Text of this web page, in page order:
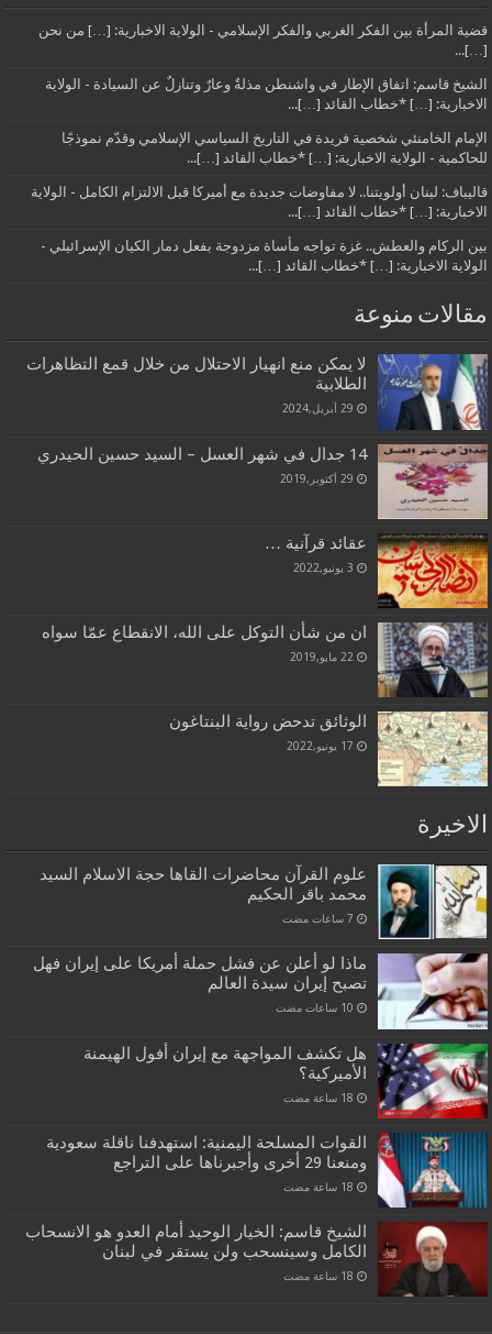
قضية المرأة بين الفكر الغربي والفكر الإسلامي - الولاية الاخبارية: […] من نحن
[…]...
الشيخ قاسم: اتفاق الإطار في واشنطن مذلةٌ وعارٌ وتنازلٌ عن السيادة - الولاية
الاخبارية: […] *خطاب القائد […]...
الإمام الخامنئي شخصية فريدة في التاريخ السياسي الإسلامي وقدّم نموذجًا
للحاكمية - الولاية الاخبارية: […] *خطاب القائد […]...
قاليباف: لبنان أولويتنا.. لا مفاوضات جديدة مع أميركا قبل الالتزام الكامل - الولاية
الاخبارية: […] *خطاب القائد […]...
بين الركام والعطش.. غزة تواجه مأساة مزدوجة بفعل دمار الكيان الإسرائيلي -
الولاية الاخبارية: […] *خطاب القائد […]...
مقالات منوعة
لا يمكن منع انهيار الاحتلال من خلال قمع التظاهرات
الطلابية
29 أبريل,2024
14 جدال في شهر العسل – السيد حسين الحيدري
29 أكتوبر,2019
عقائد قرآنية …
3 يونيو,2022
ان من شأن التوكل على الله، الانقطاع عمّا سواه
22 مايو,2019
الوثائق تدحض رواية البنتاغون
17 يونيو,2022
الاخيرة
علوم القرآن محاضرات القاها حجة الاسلام السيد
محمد باقر الحكيم
ماذا لو أعلن عن فشل حملة أمريكا على إيران فهل
تصبح إيران سيدة العالم
هل تكشف المواجهة مع إيران أفول الهيمنة
الأميركية؟
القوات المسلحة اليمنية: استهدفنا ناقلة سعودية
ومنعنا 29 أخرى وأجبرناها على التراجع
الشيخ قاسم: الخيار الوحيد أمام العدو هو الانسحاب
الكامل وسينسحب ولن يستقر في لبنان